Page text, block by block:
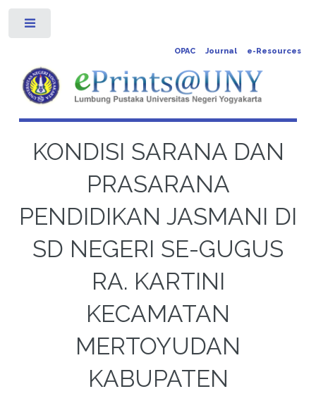
OPAC Journal e-Resources
KONDISI SARANA DAN
PRASARANA
PENDIDIKAN JASMANI DI
SD NEGERI SE-GUGUS
RA. KARTINI
KECAMATAN
MERTOYUDAN
KABUPATEN